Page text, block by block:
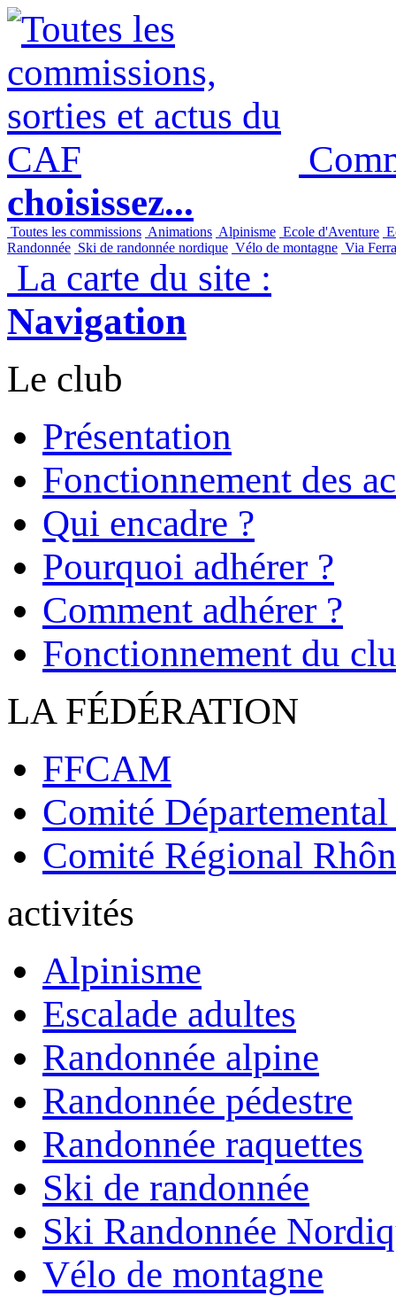
choisissez...
Toutes les commissions Animations Alpinisme Ecole d'Aventure
Randonnée Ski de randonnée nordique Vélo de montagne Via
La carte du site :
Navigation
Le club
Présentation
Fonctionnement des
Qui encadre ?
Pourquoi adhérer ?
Comment adhérer ?
Fonctionnement du
LA FÉDÉRATION
FFCAM
Comité
Comité Régional
activités
Alpinisme
Escalade adultes
Randonnée alpine
Randonnée pédestre
Randonnée raquettes
Ski de randonnée
Ski Randonnée
Vélo de montagne